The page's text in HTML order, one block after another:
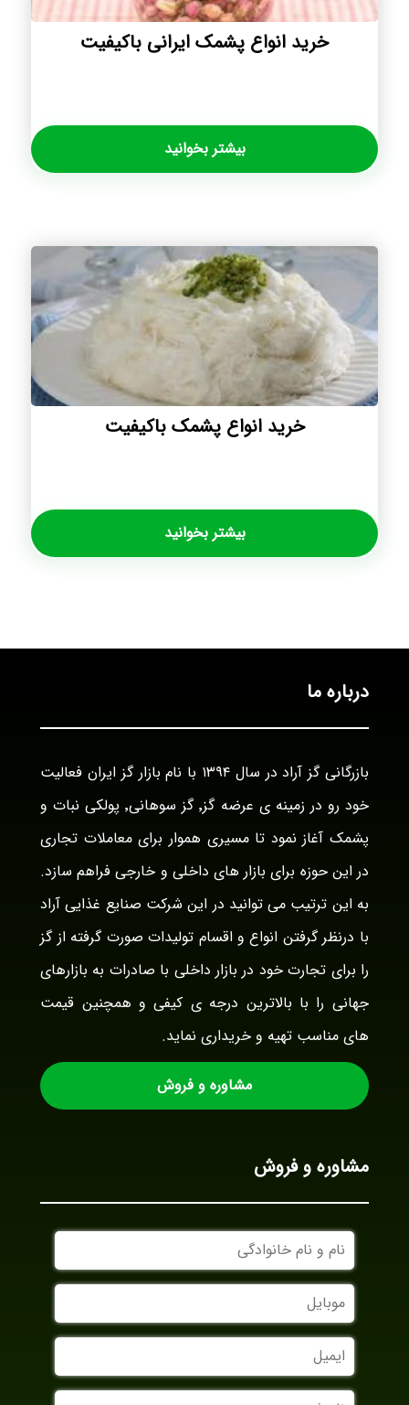
خرید انواع پشمک ایرانی باکیفیت
بیشتر بخوانید
خرید انواع پشمک باکیفیت
بیشتر بخوانید
درباره ما
بازرگانی گز آراد در سال ۱۳۹۴ با نام بازار گز ایران فعالیت
خود رو در زمینه ی عرضه گز٬ گز سوهانی٬ پولکی نبات و
پشمک آغاز نمود تا مسیری هموار برای معاملات تجاری
در این حوزه برای بازار های داخلی و خارجی فراهم سازد.
به این ترتیب می توانید در این شرکت صنایع غذایی آراد
با درنظر گرفتن انواع و اقسام تولیدات صورت گرفته از گز
را برای تجارت خود در بازار داخلی با صادرات به بازارهای
جهانی را با بالاترین درجه ی کیفی و همچنین قیمت
های مناسب تهیه و خریداری نماید.
مشاوره و فروش
مشاوره و فروش
نام
و
نام
خانوادگی
موبایل
ایمیل
نام